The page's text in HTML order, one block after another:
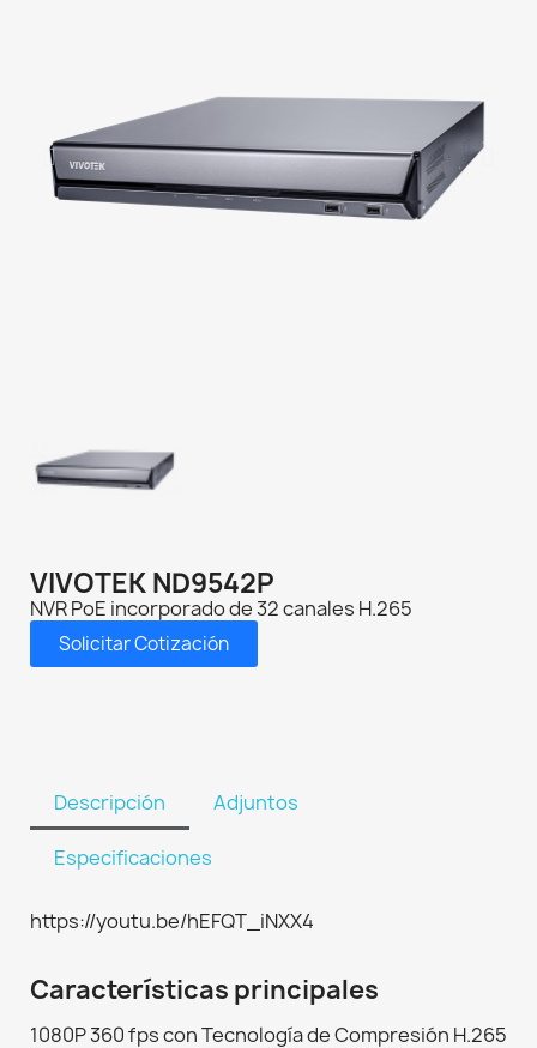
VIVOTEK ND9542P
NVR PoE incorporado de 32 canales H.265
Solicitar Cotización
Descripción Adjuntos
Especificaciones
https://youtu.be/hEFQT_iNXX4
Características principales
1080P 360 fps con Tecnología de Compresión H.265